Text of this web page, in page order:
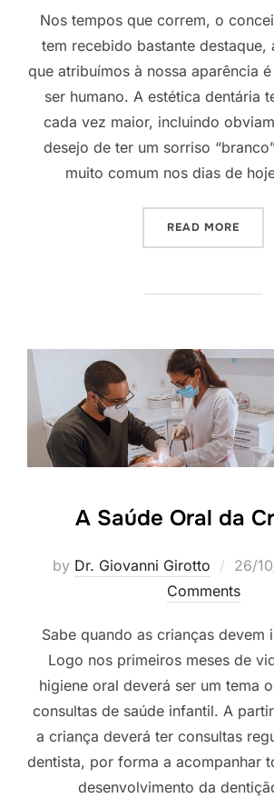
Nos tempos que correm, o
tem recebido bastante destaque,
que atribuímos à nossa aparência
ser humano. A estética dentária
cada vez maior, incluindo
desejo de ter um sorriso
muito comum nos dias de
READ MORE
A Saúde Oral da
by Dr. Giovanni Girotto 26/
Comments
Sabe quando as crianças devem
Logo nos primeiros meses de
higiene oral deverá ser um tema
consultas de saúde infantil. A
a criança deverá ter consultas
dentista, por forma a acompanhar
desenvolvimento da